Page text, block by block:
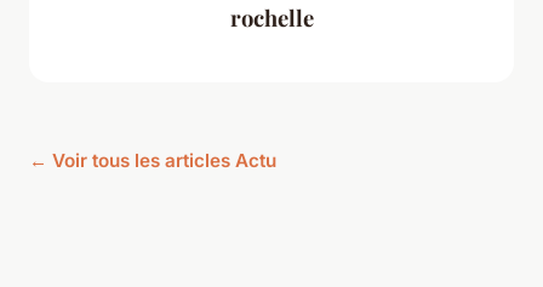
rochelle
← Voir tous les articles Actu